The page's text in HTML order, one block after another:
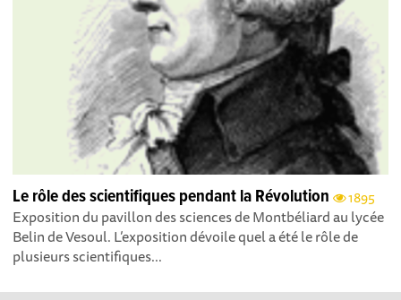
1895
Le rôle des scientifiques pendant la Révolution
Exposition du pavillon des sciences de Montbéliard au lycée
Belin de Vesoul. L’exposition dévoile quel a été le rôle de
plusieurs scientifiques...